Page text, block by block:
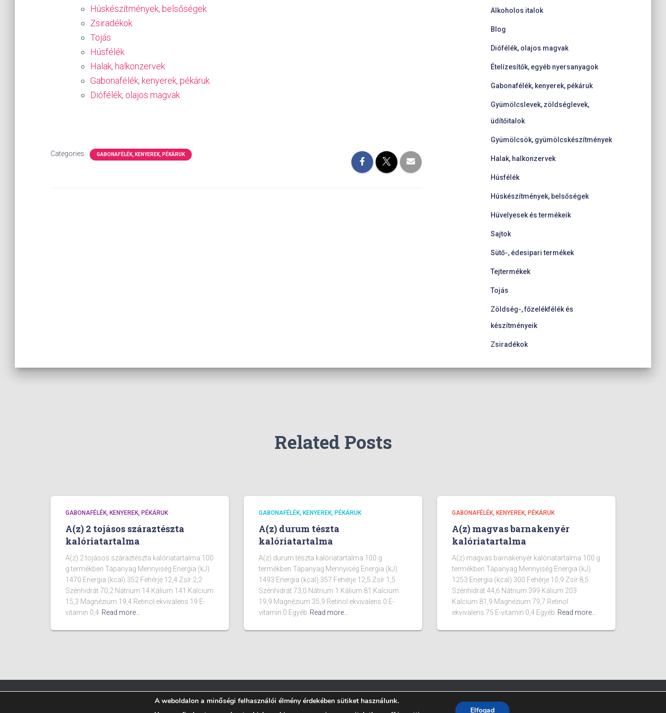
Húskészítmények, belsőségek
Zsiradékok
Tojás
Húsfélék
Halak, halkonzervek
Gabonafélék, kenyerek, pékáruk
Diófélék, olajos magvak
Categories: GABONAFÉLÉK, KENYEREK, PÉKÁRUK
Alkoholos italok
Blog
Diófélék, olajos magvak
Ételízesítők, egyéb nyersanyagok
Gabonafélék, kenyerek, pékáruk
Gyümölcslevek, zöldséglevek,
üdítőitalok
Gyümölcsök, gyümölcskészítmények
Halak, halkonzervek
Húsfélék
Húskészítmények, belsőségek
Hüvelyesek és termékeik
Sajtok
Sütő-, édesipari termékek
Tejtermékek
Tojás
Zöldség-, főzelékfélék és
készítményeik
Zsiradékok
Related Posts
GABONAFÉLÉK, KENYEREK, PÉKÁRUK
A(z) 2 tojásos száraztészta
kalóriatartalma
A(z) 2 tojásos száraztészta kalóriatartalma 100
g termékben Tápanyag Mennyiség Energia (kJ)
1470 Energia (kcal) 352 Fehérje 12,4 Zsír 2,2
Szénhidrát 70,2 Nátrium 14 Kálium 141 Kalcium
15,3 Magnézium 19,4 Retinol ekvivalens 19 E-
vitamin 0,4 Read more…
GABONAFÉLÉK, KENYEREK, PÉKÁRUK
A(z) durum tészta
kalóriatartalma
A(z) durum tészta kalóriatartalma 100 g
termékben Tápanyag Mennyiség Energia (kJ)
1493 Energia (kcal) 357 Fehérje 12,5 Zsír 1,5
Szénhidrát 73,0 Nátrium 1 Kálium 81 Kalcium
19,9 Magnézium 35,9 Retinol ekvivalens 0 E-
vitamin 0 Egyéb Read more…
GABONAFÉLÉK, KENYEREK, PÉKÁRUK
A(z) magvas barnakenyér
kalóriatartalma
A(z) magvas barnakenyér kalóriatartalma 100 g
termékben Tápanyag Mennyiség Energia (kJ)
1253 Energia (kcal) 300 Fehérje 10,9 Zsír 8,5
Szénhidrát 44,6 Nátrium 399 Kálium 203
Kalcium 81,9 Magnézium 79,7 Retinol
ekvivalens 75 E-vitamin 0,4 Egyéb Read more…
Fitpont - 2025 - Minden jog fenntartva.
A weboldalon a minőségi felhasználói élmény érdekében sütiket használunk.
Elfogad